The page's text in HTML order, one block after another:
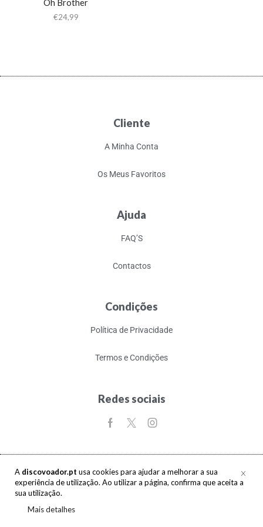
Oh Brother
€24,99
A discovoador.pt usa cookies para ajudar a melhorar a sua
experiência de utilização. Ao utilizar a página, confirma que aceita a
sua utilização.
Mais detalhes
Cliente
A Minha Conta
Os Meus Favoritos
Ajuda
FAQ’S
Contactos
Condições
Política de Privacidade
Termos e Condições
Redes sociais
Copyright © 2017-2026 discovoador. Todos os direitos reservados.